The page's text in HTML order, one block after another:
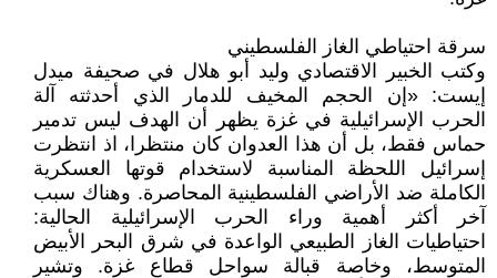
سرقة احتياطي الغاز الفلسطيني
وكتب الخبير الاقتصادي وليد أبو هلال في صحيفة ميدل
إيست: «إن الحجم المخيف للدمار الذي أحدثته آلة
الحرب الإسرائيلية في غزة يظهر أن الهدف ليس تدمير
حماس فقط، بل أن هذا العدوان كان منتظرا، اذ انتظرت
إسرائيل اللحظة المناسبة لاستخدام قوتها العسكرية
الكاملة ضد الأراضي الفلسطينية المحاصرة. وهناك سبب
آخر أكثر أهمية وراء الحرب الإسرائيلية الحالية:
احتياطيات الغاز الطبيعي الواعدة في شرق البحر الأبيض
المتوسط، وخاصة قبالة سواحل قطاع غزة. وتشير